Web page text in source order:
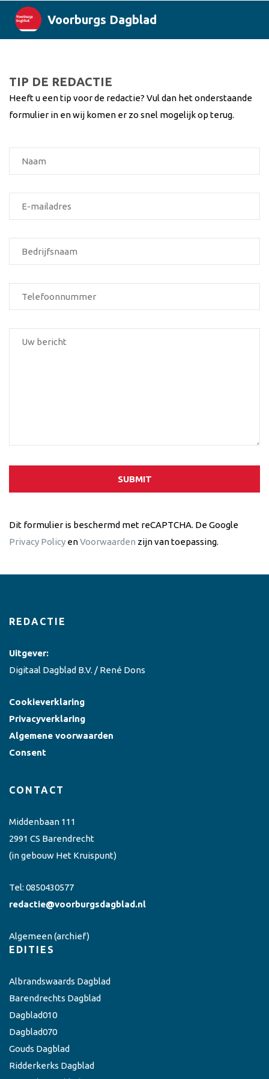
Voorburgs Dagblad
TIP DE REDACTIE
Heeft u een tip voor de redactie? Vul dan het onderstaande
formulier in en wij komen er zo snel mogelijk op terug.
SUBMIT
Dit formulier is beschermd met reCAPTCHA. De Google
Privacy Policy enVoorwaarden zijn van toepassing.
REDACTIE
Uitgever:
Digitaal Dagblad B.V. / René Dons
Cookieverklaring
Privacyverklaring
Algemene voorwaarden
Consent
CONTACT
Middenbaan 111
2991 CS Barendrecht
(in gebouw Het Kruispunt)
Tel: 0850430577
redactie@voorburgsdagblad.nl
Algemeen(archief)
EDITIES
Albrandswaards Dagblad
Barendrechts Dagblad
Dagblad010
Dagblad070
Gouds Dagblad
Ridderkerks Dagblad